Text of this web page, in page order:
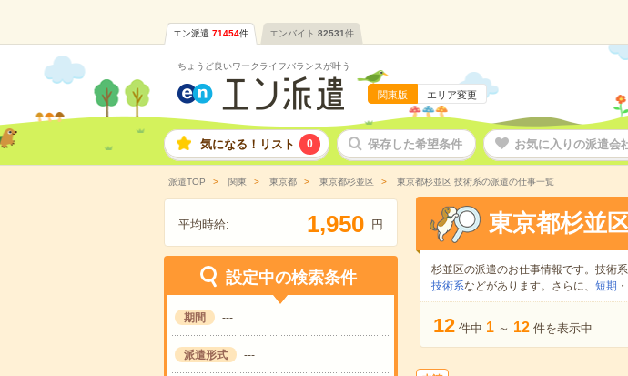
エン派遣 71454件 エンバイト 82531件
ちょうど良いワークライフバランスが叶う
関東版 エリア変更
気になる！リスト 0 保存した希望条件 お気に入りの派遣会
派遣TOP 関東 東京都 東京都杉並区 東京都杉並区 技術系の派遣の仕事一覧
平均時給: 1,950 円
設定中の検索条件
期間 ---
派遣形式 ---
東京都杉並
杉並区の派遣のお仕事情報です。技術系
技術系などがあります。さらに、 短期 ・
12 件中 1 ～ 12 件を表示中